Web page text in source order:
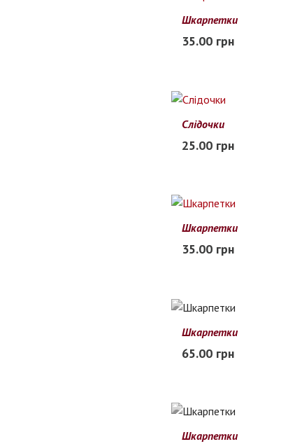
Шкарпетки
35.00 грн
В наличии
Слідочки
25.00 грн
В наличии
Шкарпетки
35.00 грн
Заканчивается
Шкарпетки
65.00 грн
Нет в наличии
Шкарпетки